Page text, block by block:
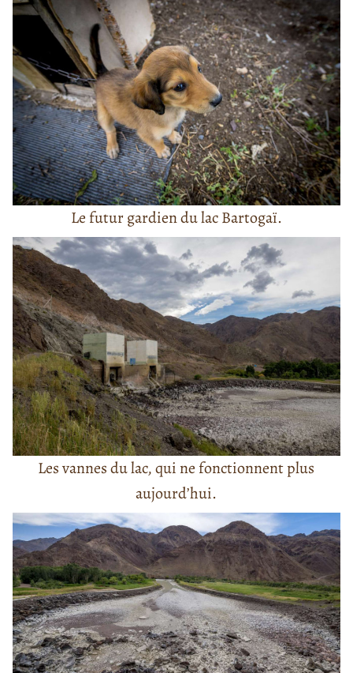
Le futur gardien du lac Bartogaï.
Les vannes du lac, qui ne fonctionnent plus
aujourd’hui.